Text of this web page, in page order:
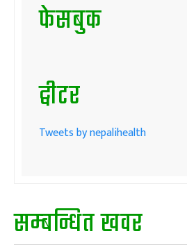
फेसबुक
ट्वीटर
Tweets by nepalihealth
सम्बन्धित खवर